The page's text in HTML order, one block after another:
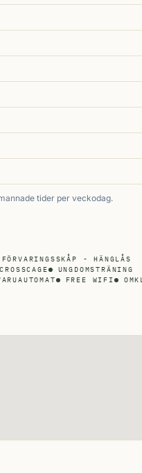
tider per veckodag.
FÖRVARINGSSKÅP - HÄNGLÅS
CROSSCAGE
UNGDOMSTRÄNING
FREE WIFI